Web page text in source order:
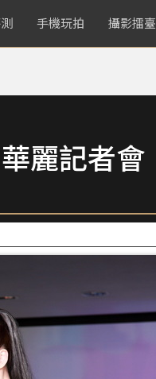
手機玩拍 攝影擂臺
麗記者會